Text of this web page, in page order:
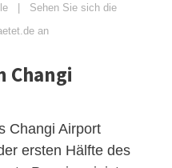
| Sehen Sie sich die
an
Changi
Changi Airport
ersten Hälfte des